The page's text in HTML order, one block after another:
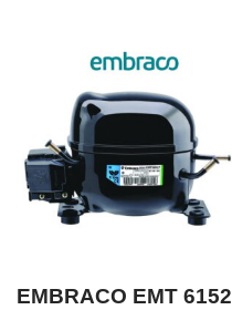
EMBRACO EMT 6152